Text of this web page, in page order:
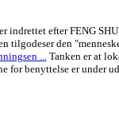
indrettet efter FENG
tilgodeser den
...Tanken er at
for benyttelse er under